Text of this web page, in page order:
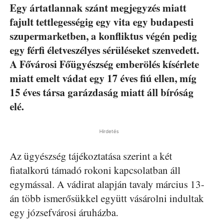
Egy ártatlannak szánt megjegyzés miatt
fajult tettlegességig egy vita egy budapesti
szupermarketben, a konfliktus végén pedig
egy férfi életveszélyes sérüléseket szenvedett.
A Fővárosi Főügyészség emberölés kísérlete
miatt emelt vádat egy 17 éves fiú ellen, míg
15 éves társa garázdaság miatt áll bíróság
elé.
Hirdetés
Az ügyészség tájékoztatása szerint a két
fiatalkorú támadó rokoni kapcsolatban áll
egymással. A vádirat alapján tavaly március 13-
án több ismerősükkel együtt vásárolni indultak
egy józsefvárosi áruházba.